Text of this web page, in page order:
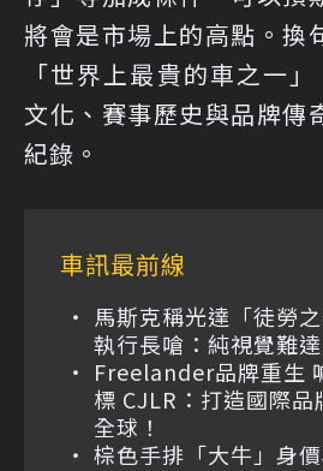
將會是市場上的高點。換
「世界上最貴的車之一
文化、賽事歷史與品牌傳
紀錄。
車訊最前線
馬斯克稱光達「徒勞
執行長嗆：純視覺難
Freelander品牌重生
標 CJLR：打造國際品
全球！
棕色手排「大牛」身